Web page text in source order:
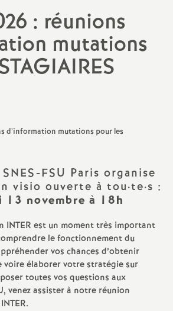
a
t
N
t
i
o
n
a
l
: réunions
mutations
FSU Paris organise
visio ouverte à tou·te·s :
13 novembre à 18h
INTER est un moment très important
le fonctionnement du
vos chances d’obtenir
voire élaborer votre stratégie sur
toutes vos questions aux
venez assister à notre réunion